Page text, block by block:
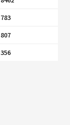
783
807
356